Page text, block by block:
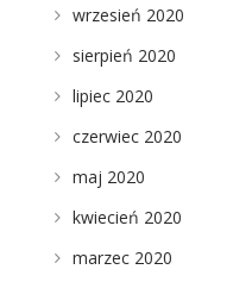
wrzesień 2020
sierpień 2020
lipiec 2020
czerwiec 2020
maj 2020
kwiecień 2020
marzec 2020